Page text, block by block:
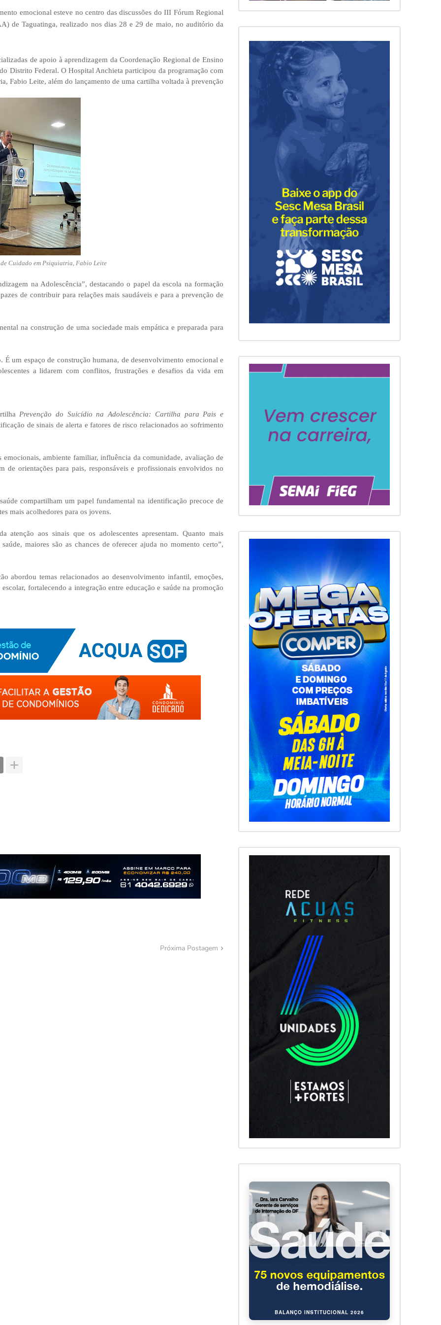
emocional esteve no centro das discussões do III Fórum Regional
de Taguatinga, realizado nos dias 28 e 29 de maio, no auditório da
de apoio à aprendizagem da Coordenação Regional de Ensino
Distrito Federal. O Hospital Anchieta participou da programação com
Fabio Leite, além do lançamento de uma cartilha voltada à prevenção
Cuidado em Psiquiatria, Fabio Leite
na Adolescência”, destacando o papel da escola na formação
de contribuir para relações mais saudáveis e para a prevenção de
na construção de uma sociedade mais empática e preparada para
um espaço de construção humana, de desenvolvimento emocional e
a lidarem com conflitos, frustrações e desafios da vida em
Prevenção do Suicídio na Adolescência: Cartilha para Pais e
de sinais de alerta e fatores de risco relacionados ao sofrimento
ambiente familiar, influência da comunidade, avaliação de
de orientações para pais, responsáveis e profissionais envolvidos no
compartilham um papel fundamental na identificação precoce de
mais acolhedores para os jovens.
aos sinais que os adolescentes apresentam. Quanto mais
maiores são as chances de oferecer ajuda no momento certo”,
abordou temas relacionados ao desenvolvimento infantil, emoções,
fortalecendo a integração entre educação e saúde na promoção
Próxima Postagem
BALANÇO INSTITUCIONAL 2026